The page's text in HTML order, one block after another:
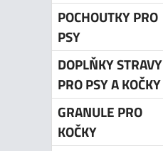
POCHOUTKY PRO
PSY
DOPLŇKY STRAVY
PRO PSY A KOČKY
GRANULE PRO
KOČKY